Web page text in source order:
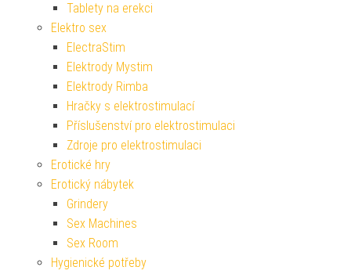
Tablety na erekci
Elektro sex
ElectraStim
Elektrody Mystim
Elektrody Rimba
Hračky s elektrostimulací
Příslušenství pro elektrostimulaci
Zdroje pro elektrostimulaci
Erotické hry
Erotický nábytek
Grindery
Sex Machines
Sex Room
Hygienické potřeby